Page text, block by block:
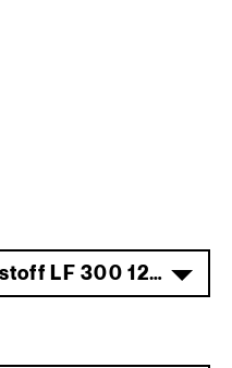
Spezial Haftbettklebstoff LF 300 12 kg